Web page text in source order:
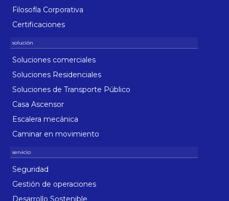
Filosofía Corporativa
Certificaciones
Soluciones comerciales
Soluciones Residenciales
Soluciones de Transporte Público
Casa Ascensor
Escalera mecánica
Caminar en movimiento
Seguridad
Gestión de operaciones
Desarrollo Sostenible